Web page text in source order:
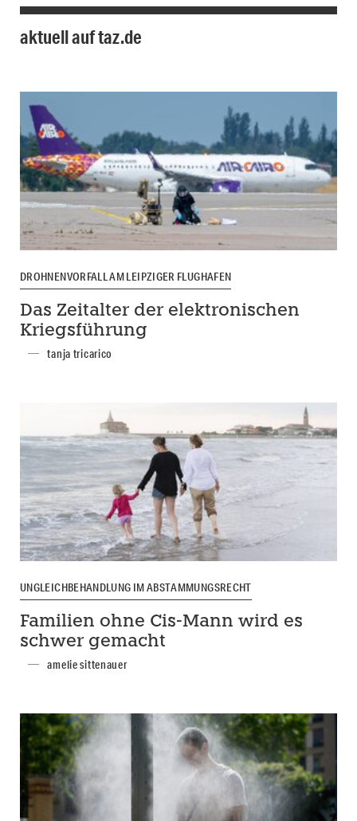
aktuell auf taz.de
DROHNENVORFALL AM LEIPZIGER FLUGHAFEN
Das Zeitalter der elektronischen
Kriegsführung
tanja tricarico
UNGLEICHBEHANDLUNG IM ABSTAMMUNGSRECHT
Familien ohne Cis-Mann wird es
schwer gemacht
amelie sittenauer